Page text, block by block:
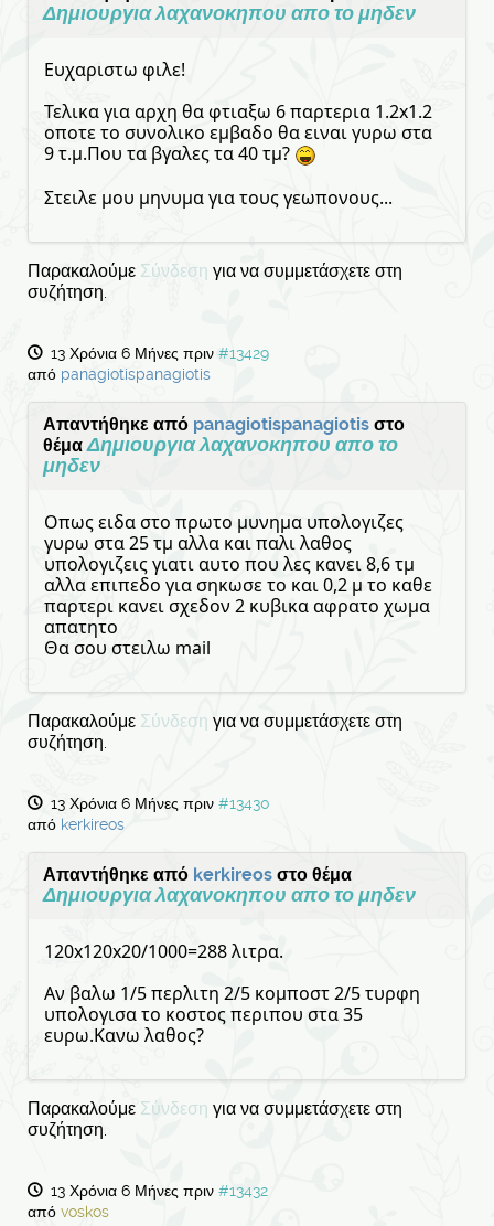
Δημιουργια λαχανοκηπου απο το μηδεν
Ευχαριστω φιλε!
Τελικα για αρχη θα φτιαξω 6 παρτερια 1.2x1.2
οποτε το συνολικο εμβαδο θα ειναι γυρω στα
9 τ.μ.Που τα βγαλες τα 40 τμ?
Στειλε μου μηνυμα για τους γεωπονους...
Παρακαλούμε Σύνδεση για να συμμετάσχετε στη
συζήτηση.
13 Χρόνια 6 Μήνες πριν #13429
από panagiotispanagiotis
Απαντήθηκε από panagiotispanagiotis στο
θέμαΔημιουργια λαχανοκηπου απο το
μηδεν
Οπως ειδα στο πρωτο μυνημα υπολογιζες
γυρω στα 25 τμ αλλα και παλι λαθος
υπολογιζεις γιατι αυτο που λες κανει 8,6 τμ
αλλα επιπεδο για σηκωσε το και 0,2 μ το καθε
παρτερι κανει σχεδον 2 κυβικα αφρατο χωμα
απατητο
Θα σου στειλω mail
Παρακαλούμε Σύνδεση για να συμμετάσχετε στη
συζήτηση.
13 Χρόνια 6 Μήνες πριν #13430
από kerkireos
Απαντήθηκε από kerkireos στο θέμα
Δημιουργια λαχανοκηπου απο το μηδεν
120x120x20/1000=288 λιτρα.
Αν βαλω 1/5 περλιτη 2/5 κομποστ 2/5 τυρφη
υπολογισα το κοστος περιπου στα 35
ευρω.Κανω λαθος?
Παρακαλούμε Σύνδεση για να συμμετάσχετε στη
συζήτηση.
13 Χρόνια 6 Μήνες πριν #13432
από voskos